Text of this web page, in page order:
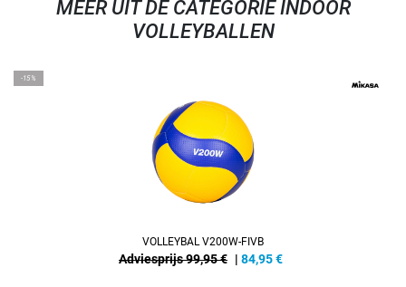
MEER UIT DE CATEGORIE INDOOR
VOLLEYBALLEN
-15%
VOLLEYBAL V200W-FIVB
Adviesprijs 99,95 € | 84,95€